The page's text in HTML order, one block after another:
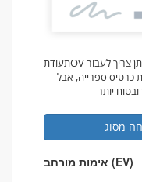
תעודתOV דומה להנפקת רישיון נהיגה. בכדי לקבל אותן צריך לעבור
כרטיס ספרייה, אבל
אימות מורחב (EV)